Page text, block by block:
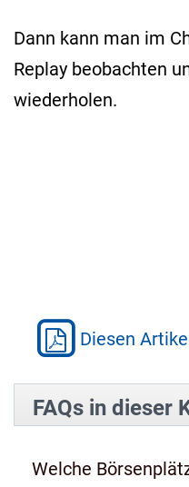
Dann kann man im
Replay beobachten
wiederholen.
Diesen
FAQs in dieser
Welche